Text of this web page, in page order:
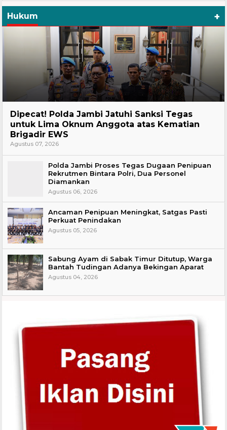
Hukum +
Dipecat! Polda Jambi Jatuhi Sanksi Tegas
untuk Lima Oknum Anggota atas Kematian
Brigadir EWS
Agustus 07, 2026
Polda Jambi Proses Tegas Dugaan Penipuan
Rekrutmen Bintara Polri, Dua Personel
Diamankan
Agustus 06, 2026
Ancaman Penipuan Meningkat, Satgas Pasti
Perkuat Penindakan
Agustus 05, 2026
Sabung Ayam di Sabak Timur Ditutup, Warga
Bantah Tudingan Adanya Bekingan Aparat
Agustus 04, 2026